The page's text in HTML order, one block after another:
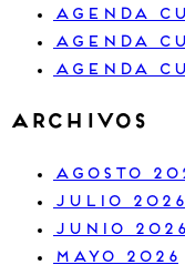
Agenda
Agenda
Agenda
Archivos
agosto
julio 2026
junio 2026
mayo 2026